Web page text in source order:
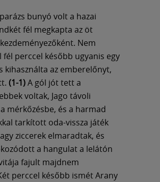
bunyó volt a hazai
fél megkapta az öt
Nem
perccel később ugyanis egy
kihasználta az emberelőnyt,
(1-1)A gól jót tett a
voltak, Jago távoli
mérkőzésbe, és a harmad
tarkított oda-vissza játék
ziccerek elmaradtak, és
a hangulat a lelátón
fajult majdnem
perccel később ismét Arany